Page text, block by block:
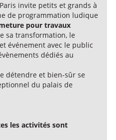
invite petits et grands à
de programmation ludique
pour travaux
sa transformation, le
événement avec le public
dédiés au
détendre et bien-sûr se
du palais de
les activités sont